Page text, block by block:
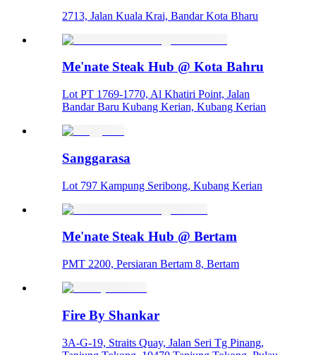
2713, Jalan Kuala Krai, Bandar Kota Bharu
Me'nate Steak Hub @ Kota Bahru
Lot PT 1769-1770, Al Khatiri Point, Jalan
Bandar Baru Kubang Kerian, Kubang Kerian
Sanggarasa
Lot 797 Kampung Seribong, Kubang Kerian
Me'nate Steak Hub @ Bertam
PMT 2200, Persiaran Bertam 8, Bertam
Fire By Shankar
3A-G-19, Straits Quay, Jalan Seri Tg Pinang,